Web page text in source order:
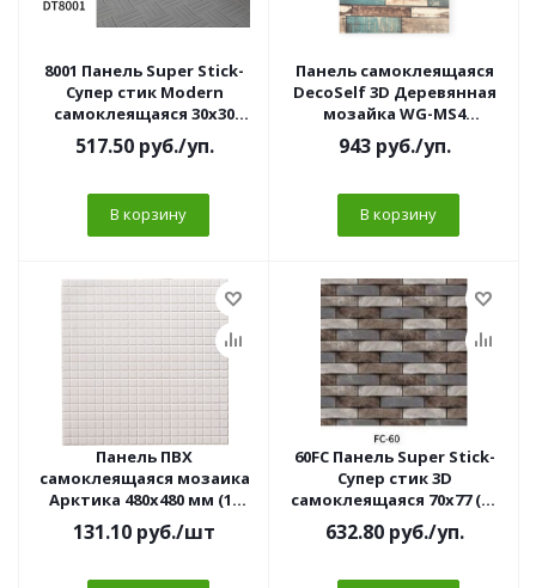
8001 Панель Super Stick-
Супер стик Modern
самоклеящаяся 30х30
рогожка серая МАТОВЫЙ
(10 шт/уп)
517.50руб./уп.
В корзину
Панель самоклеящаяся
DecoSelf 3D Деревянная
мозайка WG-MS4
70*70*4мм 1/10
943руб./уп.
В корзину
Панель ПВХ
самоклеящаяся мозаика
Арктика 480х480 мм (15
шт)
131.10 руб./шт
60FC Панель Super Stick-
Супер стик 3D
самоклеящаяся 70х77 (10
шт/уп) 3мм
632.80руб./уп.